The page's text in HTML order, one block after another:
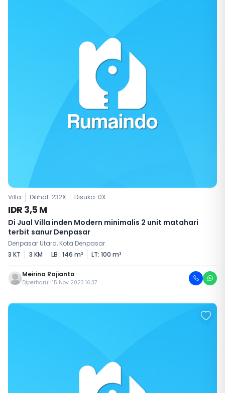
Villa Dilihat: 232X Disuka: 0X
IDR 3,5 M
Di Jual Villa inden Modern minimalis 2 unit matahari
terbit sanur Denpasar
Denpasar Utara, Kota Denpasar
3 KT
3 KM LB : 146 m² LT: 100 m²
Meirina Rajianto
Diperbarui: 15 Nov 2023 16:37